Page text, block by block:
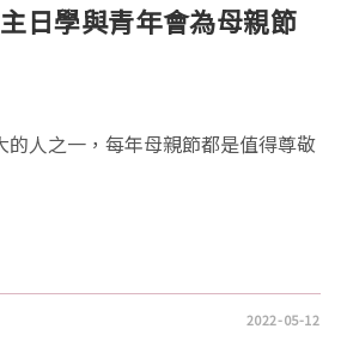
日學與青年會為母親節
的人之一，每年母親節都是值得尊敬
2022-05-12